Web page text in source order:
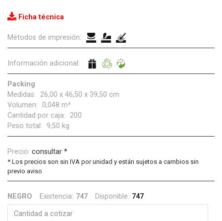
Ficha técnica
Métodos de impresión:
Información adicional:
Packing
Medidas:
26,00 x 46,50 x 39,50 cm
Volumen:
0,048 m³
Cantidad por caja:
200
Peso total:
9,50 kg
Precio: consultar *
* Los precios son sin IVA por unidad y están sujetos a cambios sin
previo aviso
NEGRO Existencia: 747 Disponible: 747